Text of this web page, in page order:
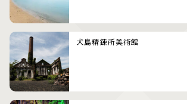
犬島精錬所美術館